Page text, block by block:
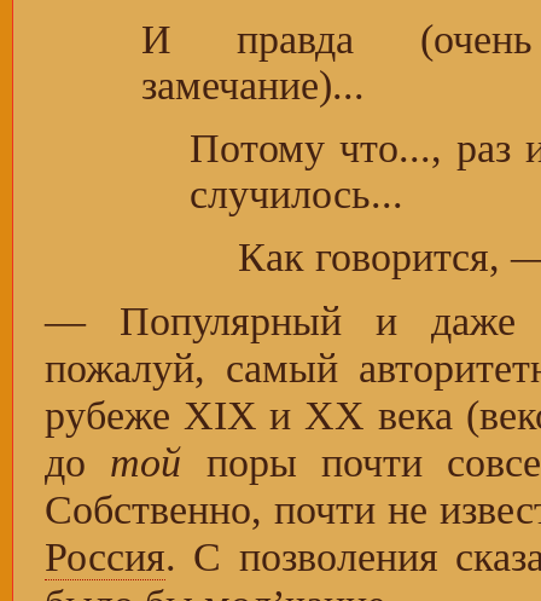
И правда (очень
замечание)...
Потому что..., раз
случилось...
Как говорится,
— Популярный и
пожалуй, самый
рубеже XIX и XX века
до той поры почти
Собственно, почти не
Россия. С позволения